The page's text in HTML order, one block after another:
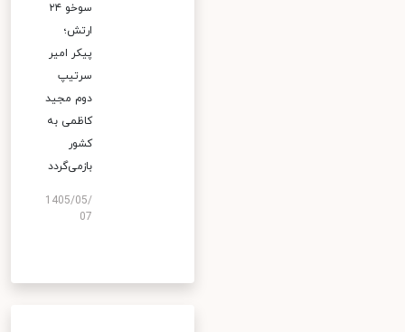
سوخو ۲۴
ارتش؛
پیکر امیر
سرتیپ
دوم مجید
کاظمی به
کشور
بازمی‌گردد
1405/05/
07